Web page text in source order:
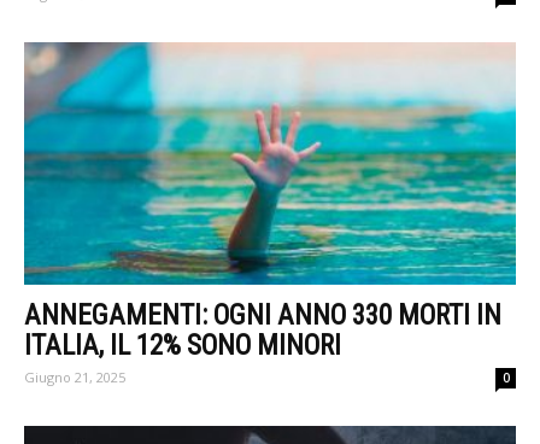
ANNEGAMENTI: OGNI ANNO 330 MORTI IN
ITALIA, IL 12% SONO MINORI
Giugno 21, 2025 0